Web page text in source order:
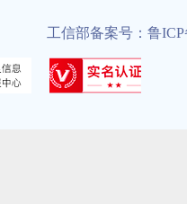
工信部备案号：鲁